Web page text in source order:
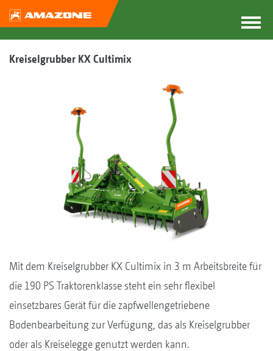
Kreiselgrubber KX Cultimix
Mit dem Kreiselgrubber KX Cultimix in 3 m Arbeitsbreite für
die 190 PS Traktorenklasse steht ein sehr flexibel
einsetzbares Gerät für die zapfwellengetriebene
Bodenbearbeitung zur Verfügung, das als Kreiselgrubber
oder als Kreiselegge genutzt werden kann.